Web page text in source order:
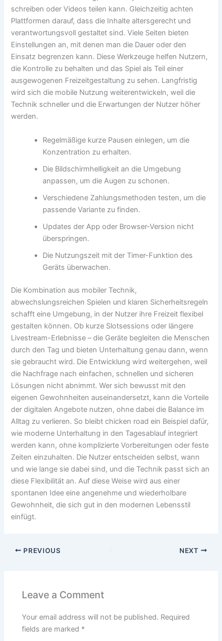
schreiben oder Videos teilen kann. Gleichzeitig achten
Plattformen darauf, dass die Inhalte altersgerecht und
verantwortungsvoll gestaltet sind. Viele Seiten bieten
Einstellungen an, mit denen man die Dauer oder den
Einsatz begrenzen kann. Diese Werkzeuge helfen Nutzern,
die Kontrolle zu behalten und das Spiel als Teil einer
ausgewogenen Freizeitgestaltung zu sehen. Langfristig
wird sich die mobile Nutzung weiterentwickeln, weil die
Technik schneller und die Erwartungen der Nutzer höher
werden.
Regelmäßige kurze Pausen einlegen, um die
Konzentration zu erhalten.
Die Bildschirmhelligkeit an die Umgebung
anpassen, um die Augen zu schonen.
Verschiedene Zahlungsmethoden testen, um die
passende Variante zu finden.
Updates der App oder Browser-Version nicht
überspringen.
Die Nutzungszeit mit der Timer-Funktion des
Geräts überwachen.
Die Kombination aus mobiler Technik,
abwechslungsreichen Spielen und klaren Sicherheitsregeln
schafft eine Umgebung, in der Nutzer ihre Freizeit flexibel
gestalten können. Ob kurze Slotsessions oder längere
Livestream-Erlebnisse – die Geräte begleiten die Menschen
durch den Tag und bieten Unterhaltung genau dann, wenn
sie gebraucht wird. Die Entwicklung wird weitergehen, weil
die Nachfrage nach einfachen, schnellen und sicheren
Lösungen nicht abnimmt. Wer sich bewusst mit den
eigenen Gewohnheiten auseinandersetzt, kann die Vorteile
der digitalen Angebote nutzen, ohne dabei die Balance im
Alltag zu verlieren. So bleibt chicken road ein Beispiel dafür,
wie moderne Unterhaltung in den Tagesablauf integriert
werden kann, ohne komplizierte Vorbereitungen oder feste
Zeiten einzuhalten. Die Nutzer entscheiden selbst, wann
und wie lange sie dabei sind, und die Technik passt sich an
diese Flexibilität an. Auf diese Weise wird aus einer
spontanen Idee eine angenehme und wiederholbare
Gewohnheit, die sich gut in den modernen Lebensstil
einfügt.
PREVIOUS NEXT
Leave a Comment
Your email address will not be published. Required
fields are marked *